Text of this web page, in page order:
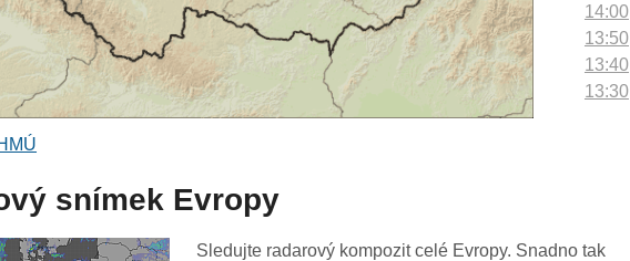
14:00
13:50
13:40
13:30
12:30
snímek Evropy
Sledujte radarový kompozit celé Evropy. Snadno tak